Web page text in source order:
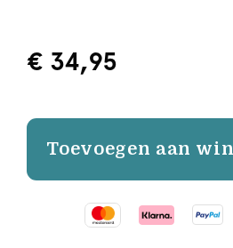
€ 34,95
Toevoegen aan